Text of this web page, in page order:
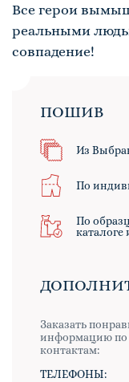
Все герои
реальными
совпадение!
ПОШИВ
Из
По
По
Заказать
информацию по
контактам:
ТЕЛЕФОНЫ: